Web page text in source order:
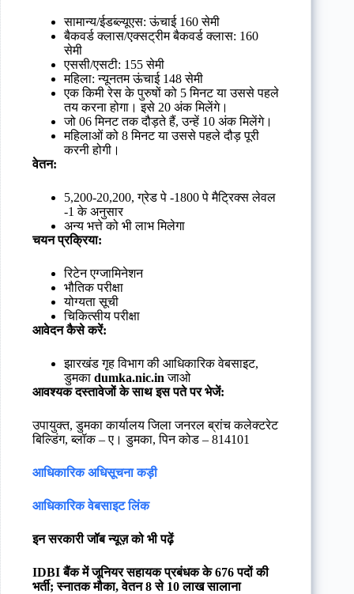
सामान्य/ईडब्ल्यूएस: ऊंचाई 160 सेमी
बैकवर्ड क्लास/एक्सट्रीम बैकवर्ड क्लास: 160
सेमी
एससी/एसटी: 155 सेमी
महिला: न्यूनतम ऊंचाई 148 सेमी
एक किमी रेस के पुरुषों को 5 मिनट या उससे पहले
तय करना होगा। इसे 20 अंक मिलेंगे।
जो 06 मिनट तक दौड़ते हैं, उन्हें 10 अंक मिलेंगे।
महिलाओं को 8 मिनट या उससे पहले दौड़ पूरी
करनी होगी।
वेतन:
5,200-20,200, ग्रेड पे -1800 पे मैट्रिक्स लेवल
-1 के अनुसार
अन्य भत्ते को भी लाभ मिलेगा
चयन प्रक्रिया:
रिटेन एग्जामिनेशन
भौतिक परीक्षा
योग्यता सूची
चिकित्सीय परीक्षा
आवेदन कैसे करें:
झारखंड गृह विभाग की आधिकारिक वेबसाइट,
डुमका dumka.nic.in जाओ
आवश्यक दस्तावेजों के साथ इस पते पर भेजें:
उपायुक्त, डुमका कार्यालय जिला जनरल ब्रांच कलेक्टरेट
बिल्डिंग, ब्लॉक – ए। डुमका, पिन कोड – 814101
आधिकारिक अधिसूचना कड़ी
आधिकारिक वेबसाइट लिंक
इन सरकारी जॉब न्यूज़ को भी पढ़ें
IDBI बैंक में जूनियर सहायक प्रबंधक के 676 पदों की
भर्ती; स्नातक मौका, वेतन 8 से 10 लाख सालाना